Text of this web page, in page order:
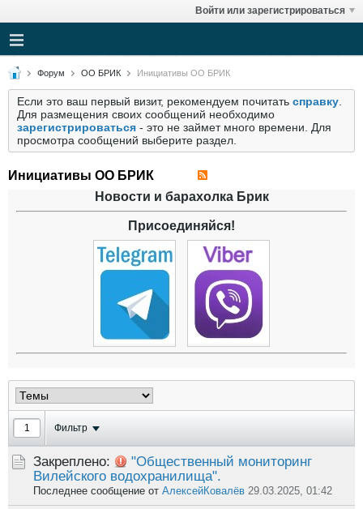
Войти или зарегистрироваться
Форум ОО БРИК Инициативы ОО БРИК
Если это ваш первый визит, рекомендуем почитать справку
Для размещения своих сообщений необходимо
зарегистрироваться - это не займет много времени. Для
просмотра сообщений выберите раздел.
Инициативы ОО БРИК
Новости и барахолка Брик
Присоединяйся!
Фильтр
Закреплено:
"Общественный мониторинг
Вилейского водохранилища".
Последнее сообщение от АлексейКовалёв 29.03.2025, 01:42